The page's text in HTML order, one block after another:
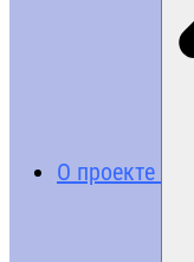
О проекте